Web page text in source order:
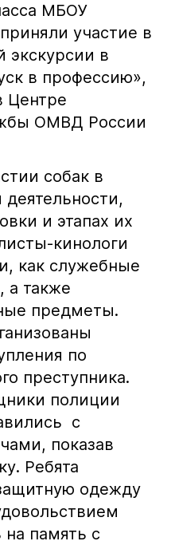
МБОУ
участие в
экскурсии в
в профессию»,
Центре
ОМВД России
собак в
и этапах их
кинологи
как служебные
а также
предметы.
по
преступника.
полиции
с
показав
Ребята
одежду
на память с